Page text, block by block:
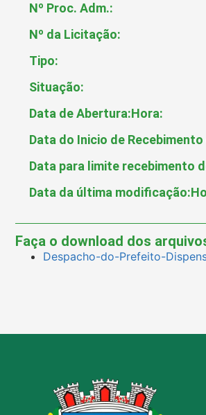
Nº Proc. Adm.:
Nº da Licitação:
Tipo:
Situação:
Data de Abertura:Hora:
Data do Inicio de
Data para limite recebimento
Data da última modificação:
Faça o download dos
Despacho-do-Prefeito-